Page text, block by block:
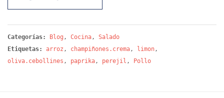
Categorías: Blog , Cocina, Salado
Etiquetas:
arroz , champiñones.crema, limon,
oliva.cebollines , paprika, perejil , Pollo